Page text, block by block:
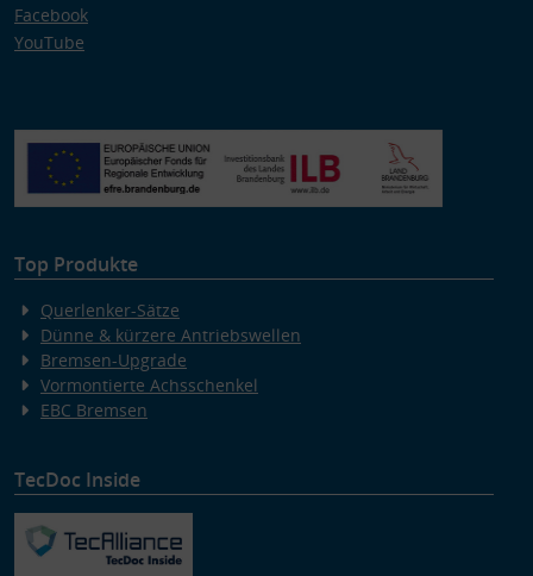
Facebook
YouTube
Top Produkte
Querlenker-Sätze
Dünne & kürzere Antriebswellen
Bremsen-Upgrade
Vormontierte Achsschenkel
EBC Bremsen
TecDoc Inside